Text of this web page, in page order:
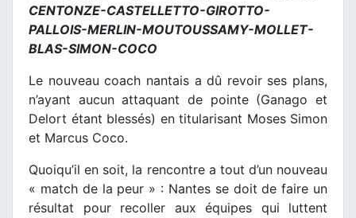
CENTONZE-CASTELLETTO-GIROTTO-
PALLOIS-MERLIN-MOUTOUSSAMY-MOLLET-
BLAS-SIMON-COCO
Le nouveau coach nantais a dû revoir ses plans,
n’ayant aucun attaquant de pointe (Ganago et
Delort étant blessés) en titularisant Moses Simon
et Marcus Coco.
Quoiqu’il en soit, la rencontre a tout d’un nouveau
« match de la peur » : Nantes se doit de faire un
résultat pour recoller aux équipes qui luttent